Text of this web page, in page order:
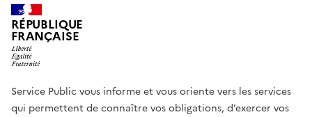
RÉPUBLIQUE
FRANÇAISE
Service Public vous informe et vous oriente vers les services
qui permettent de connaître vos obligations, d’exercer vos